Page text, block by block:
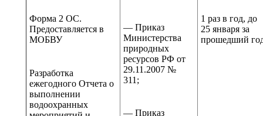
— Приказ
Министерства
природных
ресурсов РФ от
29.11.2007 №
311;
— Приказ
Форма 2 ОС.
Предоставляется в
МОБВУ
1 раз в год, до
25 января за
прошедший
Разработка
ежегодного Отчета о
выполнении
водоохранных